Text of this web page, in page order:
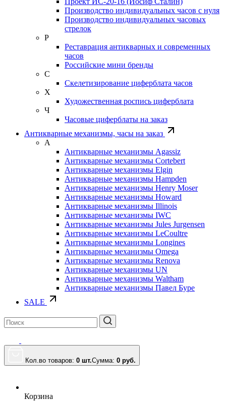
Производство индивидуальных часов с нуля
Производство индивидуальных часовых
стрелок
Р
Реставрация антикварных и современных
часов
Российские мини бренды
С
Скелетизирование циферблата часов
Х
Художественная роспись циферблата
Ч
Часовые циферблаты на заказ
Антикварные механизмы, часы на заказ
А
Антикварные механизмы Agassiz
Антикварные механизмы Cortebert
Антикварные механизмы Elgin
Антикварные механизмы Hampden
Антикварные механизмы Henry Moser
Антикварные механизмы Howard
Антикварные механизмы Illinois
Антикварные механизмы IWC
Антикварные механизмы Jules Jurgensen
Антикварные механизмы LeCoultre
Антикварные механизмы Longines
Антикварные механизмы Omega
Антикварные механизмы Renova
Антикварные механизмы UN
Антикварные механизмы Waltham
Антикварные механизмы Павел Буре
SALE
Кол.во товаров: 0 шт.Сумма: 0 руб.
Корзина